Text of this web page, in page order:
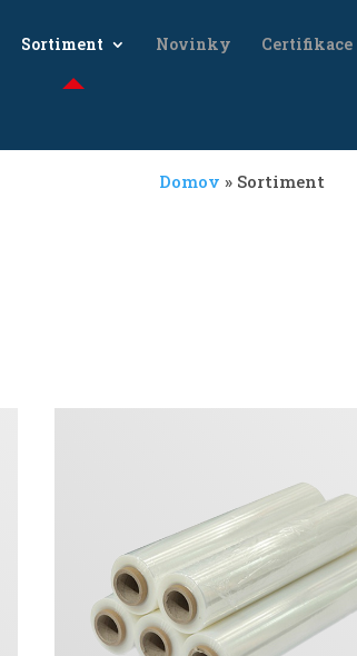
Sortiment Novinky Certifikace
Domov » Sortiment